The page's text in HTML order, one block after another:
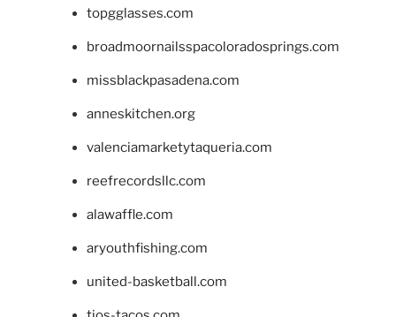
topgglasses.com
broadmoornailsspacoloradosprings.com
missblackpasadena.com
anneskitchen.org
valenciamarketytaqueria.com
reefrecordsllc.com
alawaffle.com
aryouthfishing.com
united-basketball.com